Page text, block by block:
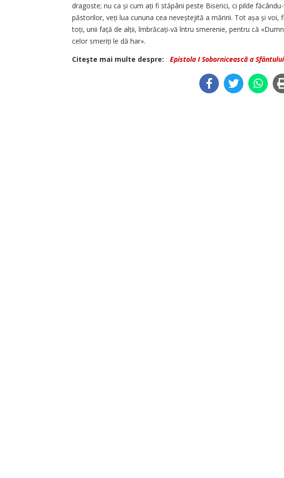
dragoste; nu ca și cum ați fi stăpâni peste Biserici, ci pilde
păstorilor, veți lua cununa cea neveștejită a măririi. Tot așa și voi,
toți, unii față de alții, îmbrăcați-vă întru smerenie, pentru că
celor smeriți le dă har».
Citeşte mai multe despre:
Epistola I Sobornicească a